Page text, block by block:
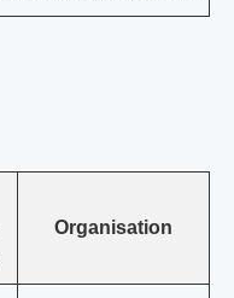
Organisation